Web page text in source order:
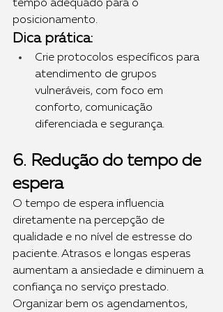
tempo adequado para o
posicionamento.
Dica prática:
Crie protocolos específicos para
atendimento de grupos
vulneráveis, com foco em
conforto, comunicação
diferenciada e segurança.
6. Redução do tempo de
espera
O tempo de espera influencia
diretamente na percepção de
qualidade e no nível de estresse do
paciente. Atrasos e longas esperas
aumentam a ansiedade e diminuem a
confiança no serviço prestado.
Organizar bem os agendamentos,